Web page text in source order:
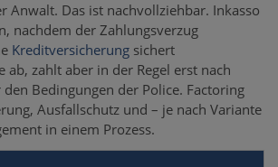
Anwalt. Das ist nachvollziehbar. Inkasso
nachdem der Zahlungsverzug
Kreditversicherung sichert
ab, zahlt aber in der Regel erst nach
Bedingungen der Police. Factoring
Ausfallschutz und – je nach Variante
in einem Prozess.